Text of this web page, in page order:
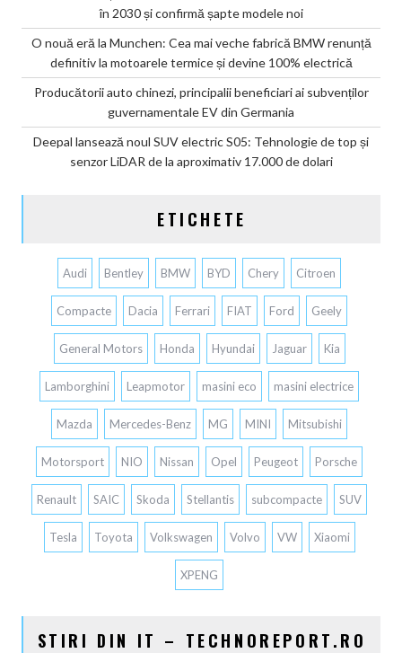
în 2030 și confirmă șapte modele noi
O nouă eră la Munchen: Cea mai veche fabrică BMW renunță
definitiv la motoarele termice și devine 100% electrică
Producătorii auto chinezi, principalii beneficiari ai subvenților
guvernamentale EV din Germania
Deepal lansează noul SUV electric S05: Tehnologie de top și
senzor LiDAR de la aproximativ 17.000 de dolari
ETICHETE
Audi Bentley BMW BYD Chery Citroen
Compacte Dacia Ferrari FIAT Ford Geely
General Motors Honda Hyundai Jaguar Kia
Lamborghini Leapmotor masini eco masini electrice
Mazda Mercedes-Benz MG MINI Mitsubishi
Motorsport NIO Nissan Opel Peugeot Porsche
Renault SAIC Skoda Stellantis subcompacte SUV
Tesla Toyota Volkswagen Volvo VW Xiaomi
XPENG
STIRI DIN IT – TECHNOREPORT.RO